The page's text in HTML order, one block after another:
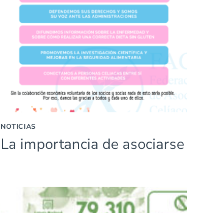
NOTICIAS
La importancia de asociarse